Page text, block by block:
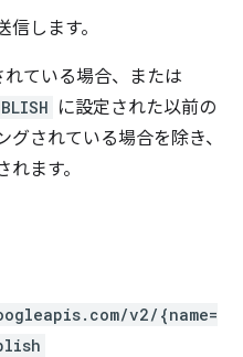
します。
ている場合、または
に設定された以前の
されている場合を除き、
ます。
v2/{name=